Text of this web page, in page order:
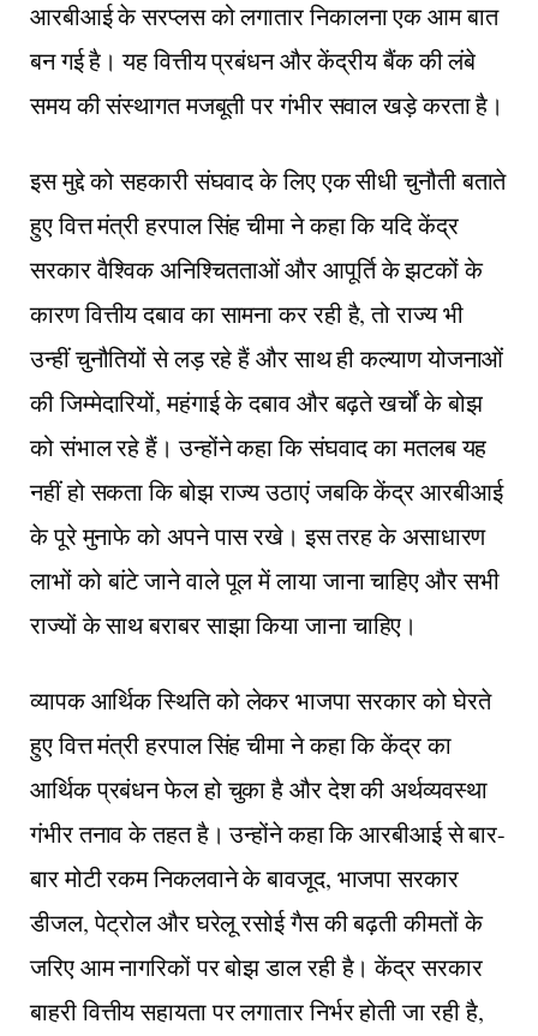
आरबीआई के सरप्लस को लगातार निकालना एक आम बात
बन गई है। यह वित्तीय प्रबंधन और केंद्रीय बैंक की लंबे
समय की संस्थागत मजबूती पर गंभीर सवाल खड़े करता है।
इस मुद्दे को सहकारी संघवाद के लिए एक सीधी चुनौती बताते
हुए वित्त मंत्री हरपाल सिंह चीमा ने कहा कि यदि केंद्र
सरकार वैश्विक अनिश्चितताओं और आपूर्ति के झटकों के
कारण वित्तीय दबाव का सामना कर रही है, तो राज्य भी
उन्हीं चुनौतियों से लड़ रहे हैं और साथ ही कल्याण योजनाओं
की जिम्मेदारियों, महंगाई के दबाव और बढ़ते खर्चों के बोझ
को संभाल रहे हैं। उन्होंने कहा कि संघवाद का मतलब यह
नहीं हो सकता कि बोझ राज्य उठाएं जबकि केंद्र आरबीआई
के पूरे मुनाफे को अपने पास रखे। इस तरह के असाधारण
लाभों को बांटे जाने वाले पूल में लाया जाना चाहिए और सभी
राज्यों के साथ बराबर साझा किया जाना चाहिए।
व्यापक आर्थिक स्थिति को लेकर भाजपा सरकार को घेरते
हुए वित्त मंत्री हरपाल सिंह चीमा ने कहा कि केंद्र का
आर्थिक प्रबंधन फेल हो चुका है और देश की अर्थव्यवस्था
गंभीर तनाव के तहत है। उन्होंने कहा कि आरबीआई से बार-
बार मोटी रकम निकलवाने के बावजूद, भाजपा सरकार
डीजल, पेट्रोल और घरेलू रसोई गैस की बढ़ती कीमतों के
जरिए आम नागरिकों पर बोझ डाल रही है। केंद्र सरकार
बाहरी वित्तीय सहायता पर लगातार निर्भर होती जा रही है,